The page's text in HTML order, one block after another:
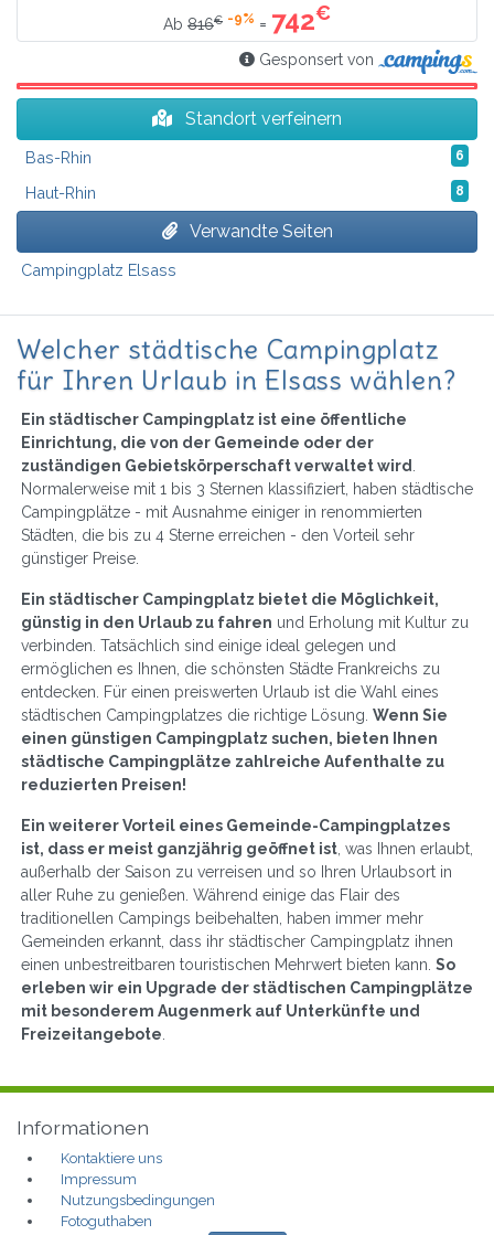
Ab 816€ -9% = 742€
Gesponsert von
Standort verfeinern
Bas-Rhin 6
Haut-Rhin 8
Verwandte Seiten
Campingplatz Elsass
Welcher städtische Campingplatz
für Ihren Urlaub in Elsass wählen?
Ein städtischer Campingplatz ist eine öffentliche
Einrichtung, die von der Gemeinde oder der
zuständigen Gebietskörperschaft verwaltet wird
Normalerweise mit 1 bis 3 Sternen klassifiziert, haben städtische
Campingplätze - mit Ausnahme einiger in renommierten
Städten, die bis zu 4 Sterne erreichen - den Vorteil sehr
günstiger Preise.
Ein städtischer Campingplatz bietet die Möglichkeit,
günstig in den Urlaub zu fahren und Erholung mit Kultur zu
verbinden. Tatsächlich sind einige ideal gelegen und
ermöglichen es Ihnen, die schönsten Städte Frankreichs zu
entdecken. Für einen preiswerten Urlaub ist die Wahl eines
städtischen Campingplatzes die richtige Lösung. Wenn Sie
einen günstigen Campingplatz suchen, bieten Ihnen
städtische Campingplätze zahlreiche Aufenthalte zu
reduzierten Preisen!
Ein weiterer Vorteil eines Gemeinde-Campingplatzes
ist, dass er meist ganzjährig geöffnet ist , was Ihnen erlaubt,
außerhalb der Saison zu verreisen und so Ihren Urlaubsort in
aller Ruhe zu genießen. Während einige das Flair des
traditionellen Campings beibehalten, haben immer mehr
Gemeinden erkannt, dass ihr städtischer Campingplatz ihnen
einen unbestreitbaren touristischen Mehrwert bieten kann. So
erleben wir ein Upgrade der städtischen Campingplätze
mit besonderem Augenmerk auf Unterkünfte und
Freizeitangebote
Informationen
Kontaktiere uns
Impressum
Nutzungsbedingungen
Fotoguthaben